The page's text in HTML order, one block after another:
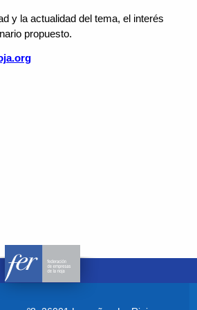
y la actualidad del tema, el interés
propuesto.